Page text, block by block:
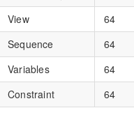
View
64
Sequence
64
Variables
64
Constraint
64